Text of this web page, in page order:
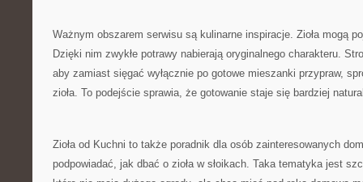
Ważnym obszarem serwisu są kulinarne inspiracje. Zioła mogą
Dzięki nim zwykłe potrawy nabierają oryginalnego charakteru.
aby zamiast sięgać wyłącznie po gotowe mieszanki przypraw,
zioła. To podejście sprawia, że gotowanie staje się bardziej
Zioła od Kuchni to także poradnik dla osób zainteresowanych
podpowiadać, jak dbać o zioła w słoikach. Taka tematyka jest